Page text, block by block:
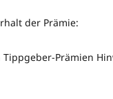
der Prämie:
Prämien